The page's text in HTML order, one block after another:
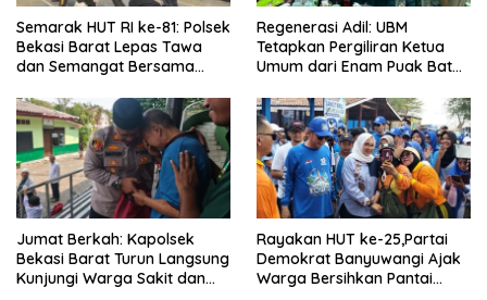
Semarak HUT RI ke-81: Polsek
Bekasi Barat Lepas Tawa
dan Semangat Bersama
Regenerasi Adil: UBM
Tetapkan Pergiliran Ketua
Umum dari Enam Puak Batak
Jumat Berkah: Kapolsek
Bekasi Barat Turun Langsung
Kunjungi Warga Sakit dan
Rayakan HUT ke-25,Partai
Demokrat Banyuwangi Ajak
Warga Bersihkan Pantai